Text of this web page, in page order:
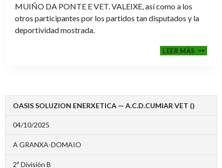
MUIÑO DA PONTE E VET. VALEIXE, así como a los
otros participantes por los partidos tan disputados y la
deportividad mostrada.
LEER MÁS
2024-
OASIS SOLUZION ENERXETICA — A.C.D.CUMIAR VET ()
04/10/2025
A GRANXA-DOMAIO
2ª División B